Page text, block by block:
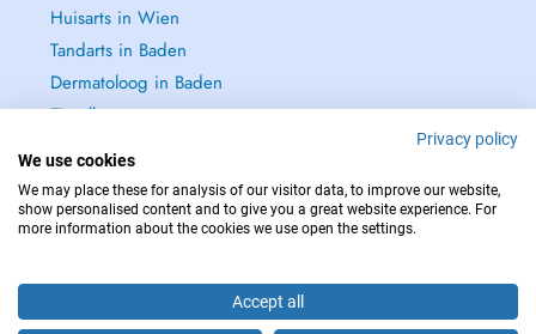
Huisarts in Wien
Tandarts in Baden
Dermatoloog in Baden
Zie alle →
NEEM IN GEVAL VAN NOOD CONTACT OP MET : 112
Privacy policy
We use cookies
We may place these for analysis of our visitor data, to improve our website,
show personalised content and to give you a great website experience. For
more information about the cookies we use open the settings.
Accept all